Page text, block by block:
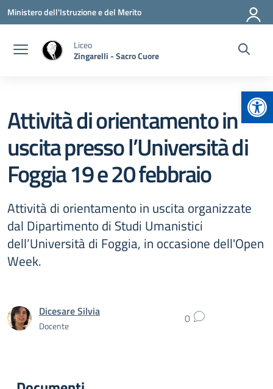
Vai ai contenuti
Vai al menu di navigazione
Vai al footer
Ministero dell'Istruzione e del Merito
Liceo
Zingarelli - Sacro Cuore
Attività di orientamento in
uscita presso l’Università di
Foggia 19 e 20 febbraio
Attività di orientamento in uscita organizzate
dal Dipartimento di Studi Umanistici
dell’Università di Foggia, in occasione dell'Open
Week.
Dicesare Silvia
Docente 0